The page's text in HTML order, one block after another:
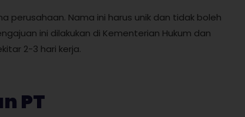
perusahaan. Nama ini harus unik dan tidak boleh
ini dilakukan di Kementerian Hukum dan
2-3 hari kerja.
PT